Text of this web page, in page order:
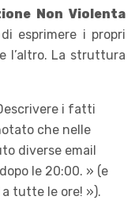
Non Violenta
esprimere i propri
l’altro. La struttura
i fatti
che nelle
diverse email
le 20:00. » (e
tutte le ore! »).